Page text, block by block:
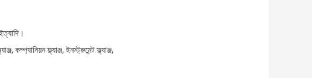
কম্প্যানিয়ন ফ্ল্যাঞ্জ, ইনস্ট্রুমেন্ট ফ্ল্যাঞ্জ,